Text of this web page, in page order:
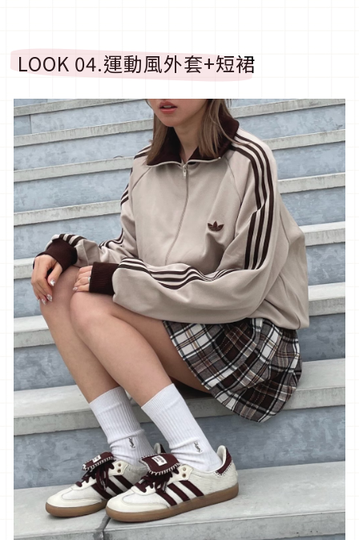
LOOK 04.運動風外套+短裙